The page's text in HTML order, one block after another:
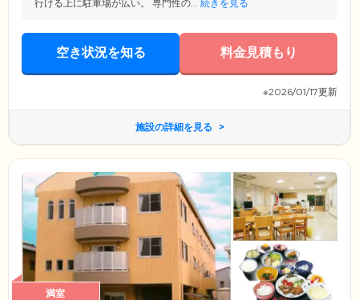
行ける上に駐車場が広い。 専門性の... 続きを見る
空き状況を知る 料金見積もり
※2026/01/17更新
施設の詳細を見る
満室